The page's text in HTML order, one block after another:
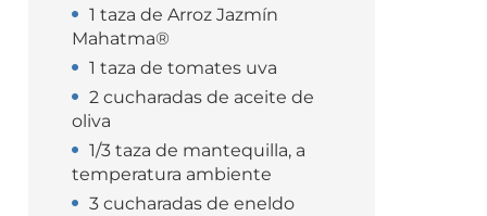
1 taza de Arroz Jazmín
Mahatma®
1 taza de tomates uva
2 cucharadas de aceite de
oliva
1/3 taza de mantequilla, a
temperatura ambiente
3 cucharadas de eneldo